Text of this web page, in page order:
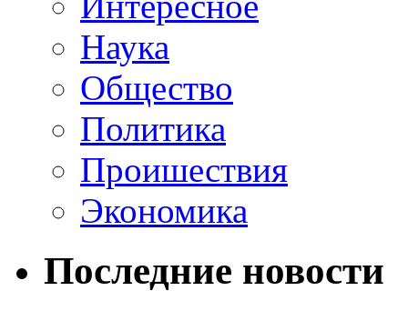
Наука
Общество
Политика
Проишествия
Экономика
Последние новости